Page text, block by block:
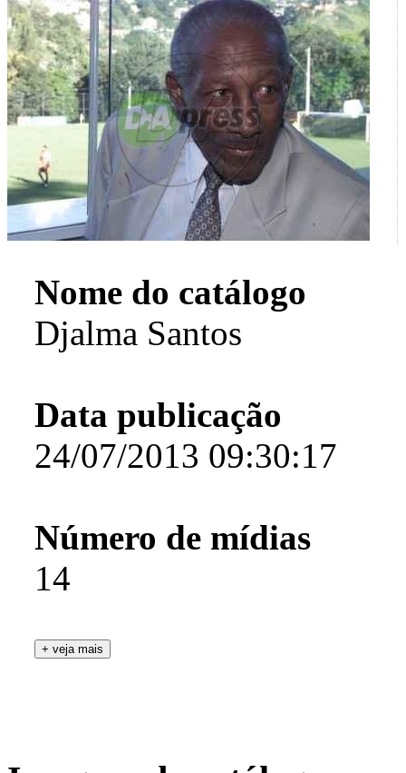
Nome do catálogo
Djalma Santos
Data publicação
24/07/2013 09:30:17
Número de mídias
14